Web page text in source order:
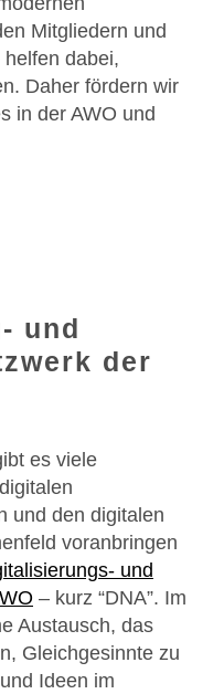
Mitgliedern und
dabei,
Daher fördern wir
in der AWO und
und
der
es viele
und den digitalen
voranbringen
und
– kurz “DNA”. Im
Austausch, das
Gleichgesinnte zu
Ideen im